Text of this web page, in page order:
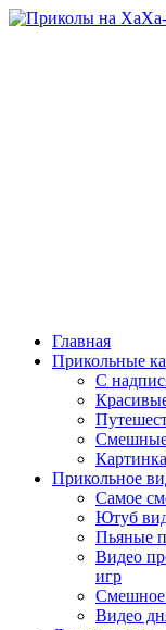
Главная
Прикольные
С
Смешные
Прикольное
Самое
Ютуб
Пьяные
Видео
игр
Видео